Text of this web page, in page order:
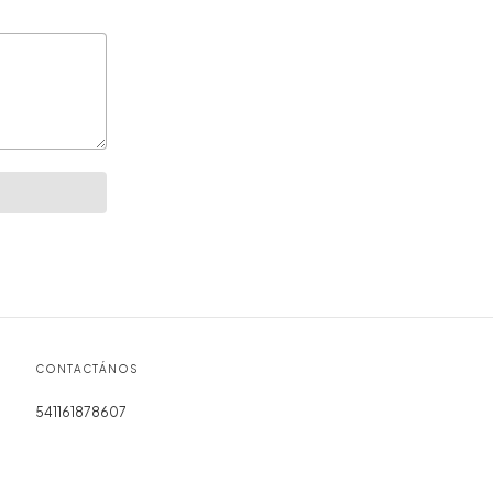
CONTACTÁNOS
541161878607